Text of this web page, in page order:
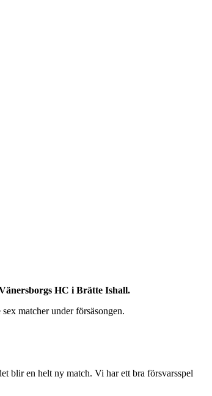
HC i Brätte Ishall.
matcher under försäsongen.
blir en helt ny match. Vi har ett bra försvarsspel